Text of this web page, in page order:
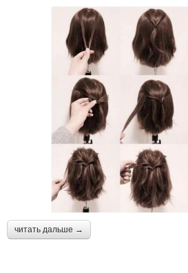
Волосы на протяжении
Хвост на короткие
волосы
Гребень на короткие
волосы
Волосы на короткие
волосы
читать дальше →